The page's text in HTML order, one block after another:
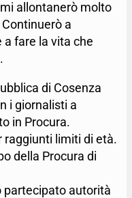
allontanerò molto
a
a fare la vita che
di Cosenza
i giornalisti a
in Procura.
raggiunti limiti di età.
della Procura di
partecipato autorità